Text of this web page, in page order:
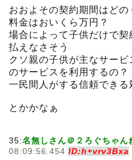
おおよその契約期間はどの
料金はおいくら万円？
場合によって子供だけで
払えなさそう
クソ親の子供が主なサー
のサービスを利用するの？
一民間人がする信頼できる
とかかなぁ
35:名無しさん＠２ろぐちゃん
08:09:56.454 ID:h+vrv3Bxa